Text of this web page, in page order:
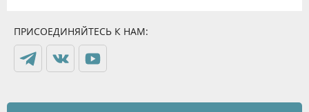
ПРИСОЕДИНЯЙТЕСЬ К НАМ: